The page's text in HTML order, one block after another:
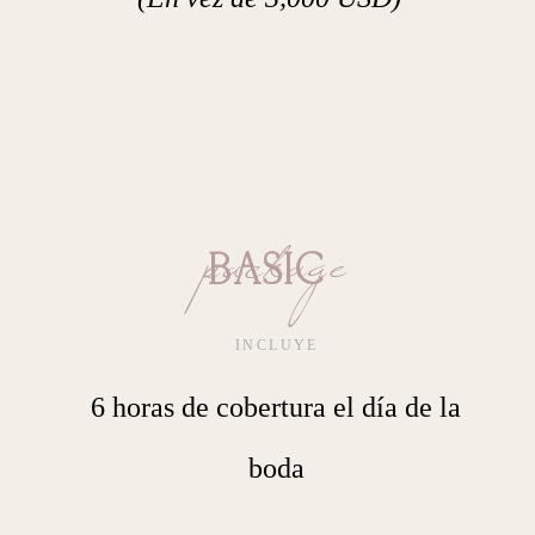
BASIC
package
INCLUYE
6 horas de cobertura el día de la
boda